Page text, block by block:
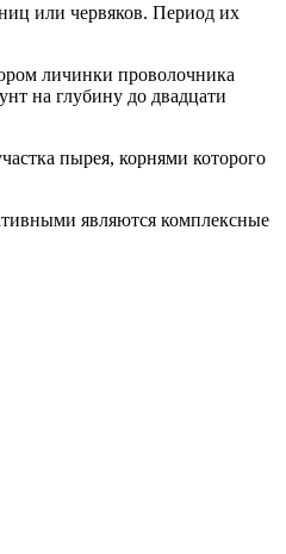
или червяков. Период их
личинки проволочника
на глубину до двадцати
пырея, корнями которого
являются комплексные